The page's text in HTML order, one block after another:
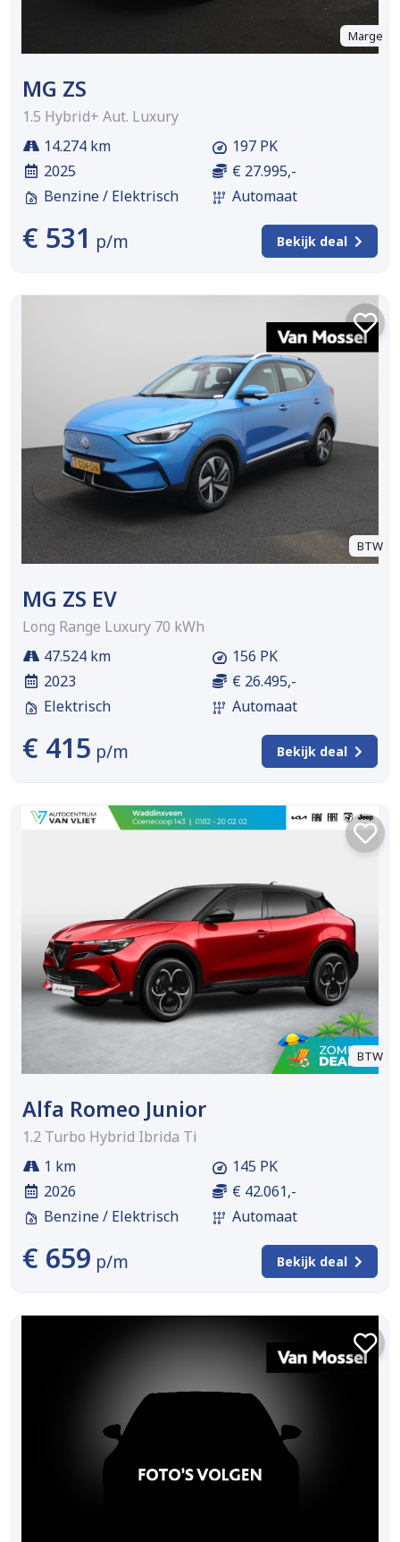
Marge
MG ZS
1.5 Hybrid+ Aut. Luxury
14.274 km
2025
Benzine / Elektrisch
197 PK
€ 27.995,-
Automaat
€ 531 p/m Bekijk deal
BTW
MG ZS EV
Long Range Luxury 70 kWh
47.524 km
2023
Elektrisch
156 PK
€ 26.495,-
Automaat
€ 415 p/m Bekijk deal
BTW
Alfa Romeo Junior
1.2 Turbo Hybrid Ibrida Ti
1 km
2026
Benzine / Elektrisch
145 PK
€ 42.061,-
Automaat
€ 659 p/m Bekijk deal